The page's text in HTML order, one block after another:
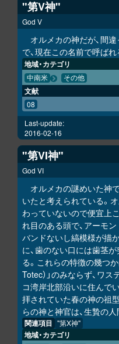
"第V神"
God V
オルメカの神だが、間
で、現在この名前で呼ばれ
地域・カテゴリ
中南米 その他
文献
08
Last-update:
2016-02-16
"第VI神"
God VI
オルメカの謎めいた神
いたと考えられている。
わっていないので便宜上
れ目のある頭で、アーモ
バンドないし縞模様が描
に、歯のない口には歯茎
る。これらの特徴の幾つか
Totec）」のみならず、ワ
コ湾岸北部沿いに住んで
拝されていた春の神の祖
らの神と神官は、生贄の
関連項目 "第X神"
地域・カテゴリ